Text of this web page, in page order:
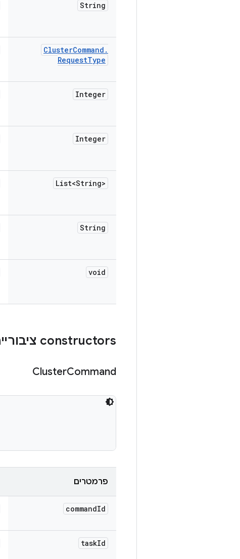
String
ClusterCommand .
RequestType
Integer
Integer
List<String>
String
void
‫constructors ציבוריים
ClusterCommand
פרמטרים
commandId
taskId